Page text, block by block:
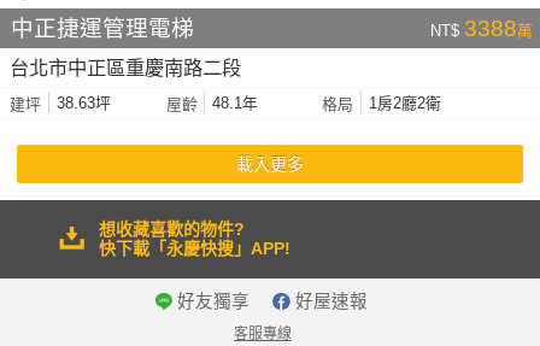
中正捷運管理電梯 NT$ 3388萬
台北市中正區重慶南路二段
建坪 38.63坪 屋齡 48.1年 格局 1房2廳2衛
載入更多
想收藏喜歡的物件?
快下載「永慶快搜」APP!
好友獨享 好屋速報
客服專線